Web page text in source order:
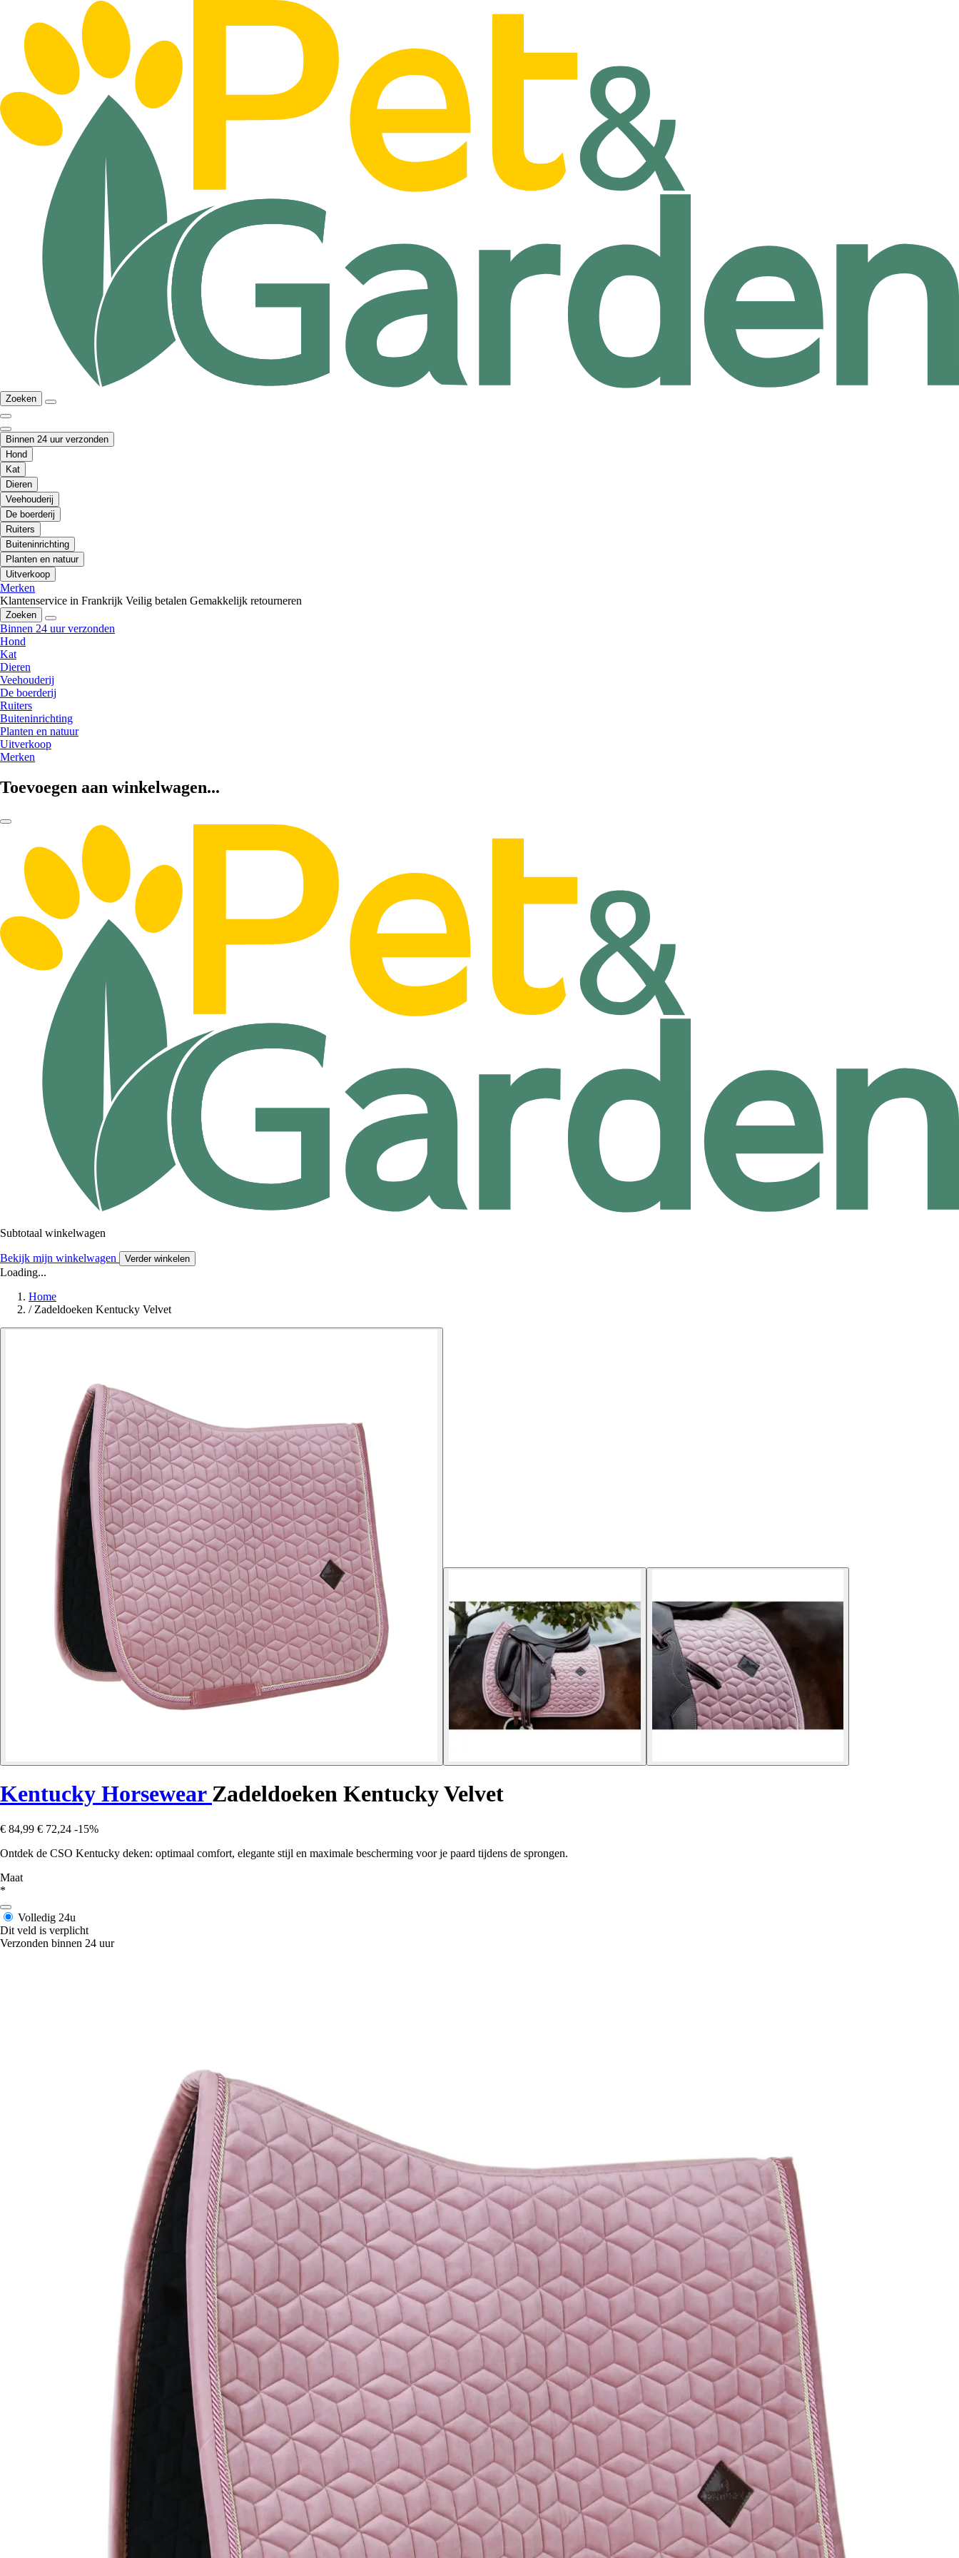
Zoeken
Binnen 24 uur verzonden
Hond
Kat
Dieren
Veehouderij
De boerderij
Ruiters
Buiteninrichting
Planten en natuur
Uitverkoop
Merken
Klantenservice in Frankrijk Veilig betalen Gemakkelijk retourneren
Zoeken
Binnen 24 uur verzonden
Hond
Kat
Dieren
Veehouderij
De boerderij
Ruiters
Buiteninrichting
Planten en natuur
Uitverkoop
Merken
Toevoegen aan winkelwagen...
Subtotaal winkelwagen
Bekijk mijn winkelwagen Verder winkelen
Loading...
Home
/ Zadeldoeken Kentucky Velvet
Kentucky Horsewear Zadeldoeken Kentucky Velvet
€ 84,99 € 72,24 -15%
Ontdek de CSO Kentucky deken: optimaal comfort, elegante stijl en maximale bescherming voor je paard tijdens de sprongen.
Maat
*
Volledig 24u
Dit veld is verplicht
Verzonden binnen 24 uur